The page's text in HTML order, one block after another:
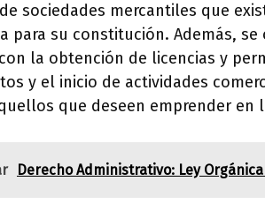
sociedades mercantiles que
para su constitución. Además,
la obtención de licencias y
y el inicio de actividades
que deseen emprender en
Derecho Administrativo: Ley